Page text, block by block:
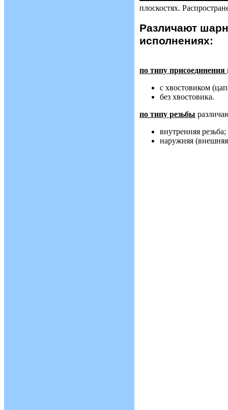
плоскостях.
Различают
исполнениях:
по типу присоединения
c хвостовиком
без хвостовика.
по типу резьбы
внутренняя резьба;
наружняя